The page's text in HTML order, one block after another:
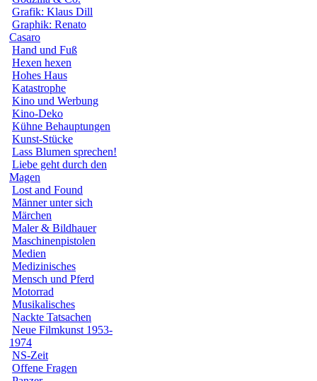
Grafik: Klaus Dill
Graphik: Renato
Casaro
Hand und Fuß
Hexen hexen
Hohes Haus
Katastrophe
Kino und Werbung
Kino-Deko
Kühne Behauptungen
Kunst-Stücke
Lass Blumen sprechen!
Liebe geht durch den
Magen
Lost and Found
Männer unter sich
Märchen
Maler & Bildhauer
Maschinenpistolen
Medien
Medizinisches
Mensch und Pferd
Motorrad
Musikalisches
Nackte Tatsachen
Neue Filmkunst 1953-
1974
NS-Zeit
Offene Fragen